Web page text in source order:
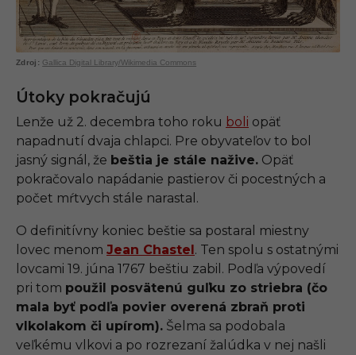
Gallica Digital Library/Wikimedia Commons
Útoky pokračujú
Lenže už 2. decembra toho roku boli opäť
napadnutí dvaja chlapci. Pre obyvateľov to bol
jasný signál, že beštia je stále nažive. Opäť
pokračovalo napádanie pastierov či pocestných a
počet mŕtvych stále narastal.
O definitívny koniec beštie sa postaral miestny
lovec menom Jean Chastel. Ten spolu s ostatnými
lovcami 19. júna 1767 beštiu zabil. Podľa výpovedí
pri tom použil posvätenú guľku zo striebra (čo
mala byť podľa povier overená zbraň proti
vlkolakom či upírom). Šelma sa podobala
veľkému vlkovi a po rozrezaní žalúdka v nej našli